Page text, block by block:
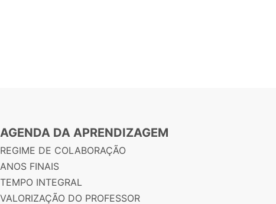
AGENDA DA APRENDIZAGEM
REGIME DE COLABORAÇÃO
ANOS FINAIS
TEMPO INTEGRAL
VALORIZAÇÃO DO PROFESSOR